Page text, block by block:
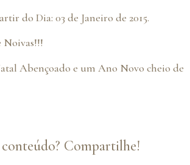
do Dia: 03 de Janeiro de 2015.
Noivas!!!
Abençoado e um Ano Novo cheio de
conteúdo? Compartilhe!